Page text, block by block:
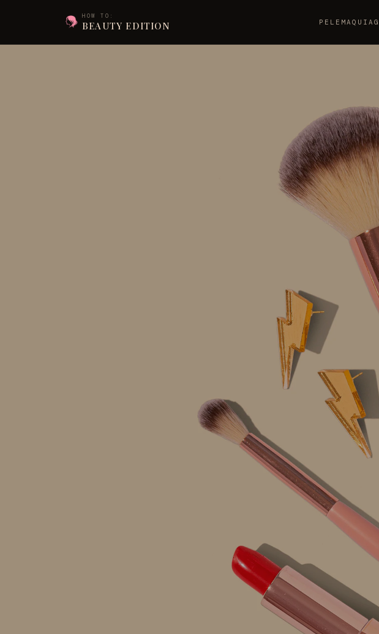
HOW TO:
BEAUTY EDITION PELE